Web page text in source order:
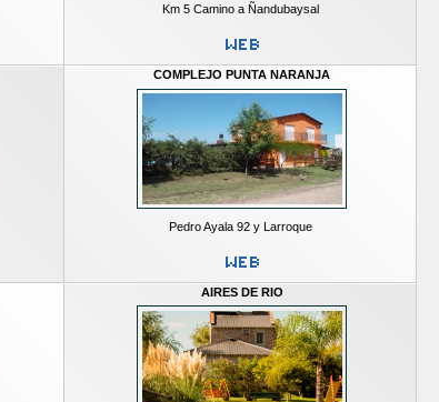
Km 5 Camino a Ñandubaysal
COMPLEJO PUNTA NARANJA
Pedro Ayala 92 y Larroque
AIRES DE RIO